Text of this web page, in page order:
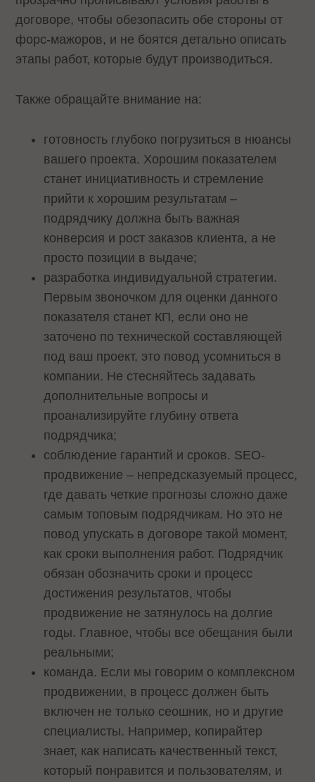
договоре, чтобы обезопасить обе стороны от
форс-мажоров, и не боятся детально описать
этапы работ, которые будут производиться.
Также обращайте внимание на:
готовность глубоко погрузиться в нюансы
вашего проекта. Хорошим показателем
станет инициативность и стремление
прийти к хорошим результатам –
подрядчику должна быть важная
конверсия и рост заказов клиента, а не
просто позиции в выдаче;
разработка индивидуальной стратегии.
Первым звоночком для оценки данного
показателя станет КП, если оно не
заточено по технической составляющей
под ваш проект, это повод усомниться в
компании. Не стесняйтесь задавать
дополнительные вопросы и
проанализируйте глубину ответа
подрядчика;
соблюдение гарантий и сроков. SEO-
продвижение – непредсказуемый процесс,
где давать четкие прогнозы сложно даже
самым топовым подрядчикам. Но это не
повод упускать в договоре такой момент,
как сроки выполнения работ. Подрядчик
обязан обозначить сроки и процесс
достижения результатов, чтобы
продвижение не затянулось на долгие
годы. Главное, чтобы все обещания были
реальными;
команда. Если мы говорим о комплексном
продвижении, в процесс должен быть
включен не только сеошник, но и другие
специалисты. Например, копирайтер
знает, как написать качественный текст,
который понравится и пользователям, и